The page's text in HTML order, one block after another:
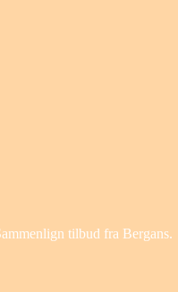
tilbud fra Bergans.